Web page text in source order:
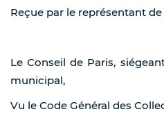
Reçue par le représentant
Le Conseil de Paris,
municipal,
Vu le Code Général des